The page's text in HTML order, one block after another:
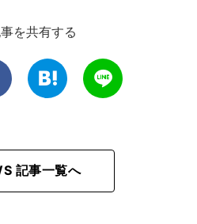
を共有する
記事一覧へ